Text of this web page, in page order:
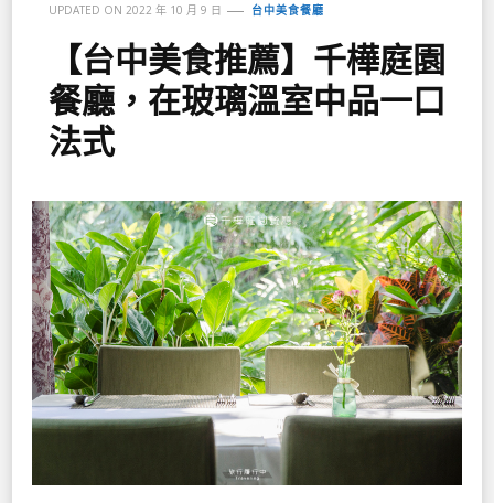
UPDATED ON 2022 年 10 月 9 日 台中美食餐廳
【台中美食推薦】千樺庭園
餐廳，在玻璃溫室中品一口
法式